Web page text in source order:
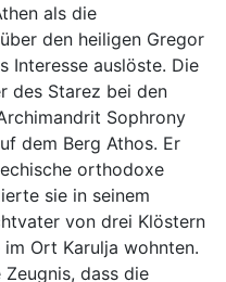
als die
den heiligen Gregor
Interesse auslöste. Die
des Starez bei den
Sophrony
dem Berg Athos. Er
orthodoxe
sie in seinem
von drei Klöstern
Ort Karulja wohnten.
dass die